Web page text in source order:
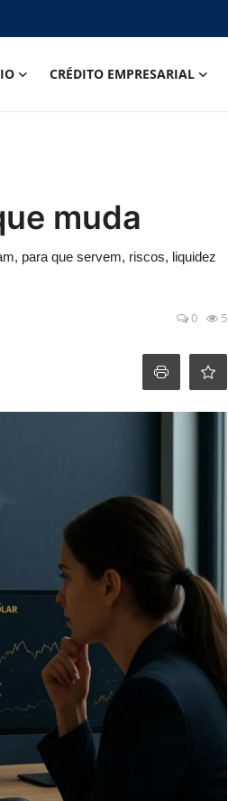
CRÉDITO EMPRESARIAL
muda
para que servem, riscos, liquidez
0 5